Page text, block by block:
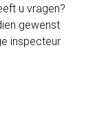
u vragen?
gewenst
inspecteur